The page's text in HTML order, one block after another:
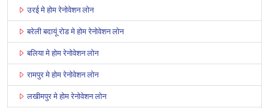
उरई मे होम रेनोवेशन लोन
बरेली बदायूं रोड मे होम रेनोवेशन लोन
बलिया मे होम रेनोवेशन लोन
रामपुर मे होम रेनोवेशन लोन
लखीमपुर मे होम रेनोवेशन लोन